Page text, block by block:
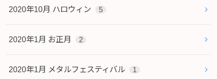
2020年10月 ハロウィン 5
2020年1月 お正月 2
2020年1月 メタルフェスティバル 1